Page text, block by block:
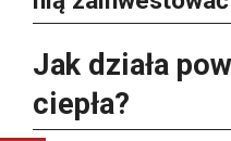
Jak działa
ciepła?